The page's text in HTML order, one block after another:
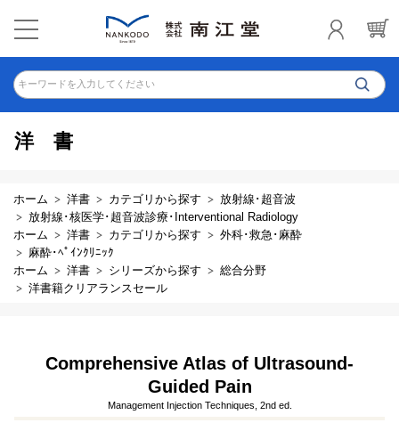
キーワードを入力してください
洋書
ホーム 洋書 カテゴリから探す
放射線･超音波
放射線･核医学･超音波診療･Interventional Radiology
ホーム
洋書 カテゴリから探す
外科･救急･麻酔
麻酔･ﾍﾟｲﾝｸﾘﾆｯｸ
ホーム
洋書 シリーズから探す
総合分野
洋書籍クリアランスセール
Comprehensive Atlas of Ultrasound-
Guided Pain
Management Injection Techniques, 2nd ed.